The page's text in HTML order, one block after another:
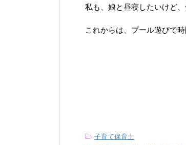
私も、娘と昼寝したいけど、
これからは、プール遊びで時
-子育て保育士